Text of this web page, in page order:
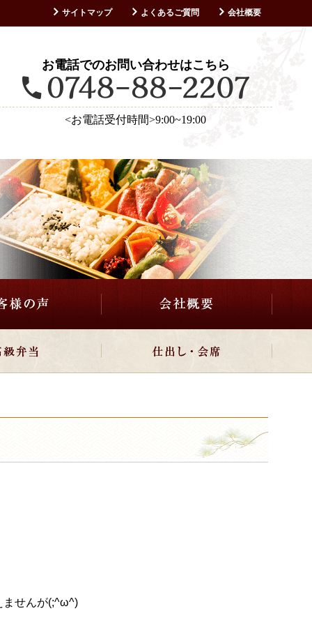
サイトマップ よくあるご質問 会社概要
お電話でのお問い合わせはこちら
<お電話受付時間>9:00~19:00
ませんが(;^ω^)